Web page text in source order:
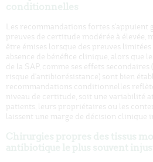
Les recommandations fortes s'appuient
preuves de certitude modérée à élevée,
être émises lorsque des preuves
absence de bénéfice clinique, alors que
de la SAP, comme ses effets
risque d'antibiorésistance) sont bien
recommandations conditionnelles
niveau de certitude, soit une variabilité
patients, leurs propriétaires ou les
laissent une marge de décision clinique